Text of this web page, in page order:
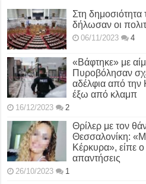
Στη δημοσιότητα
δήλωσαν οι
06/11/2023 4
«Βάφτηκε» με
Πυροβόλησαν
αδέλφια από την
έξω από κλαμπ
16/12/2023 2
Θρίλερ με τον
Θεσσαλονίκη:
Κέρκυρα», είπε
απαντήσεις
26/10/2023 1